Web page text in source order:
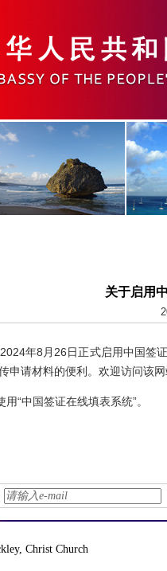
关于启用
年8月26日正式启用中国签
申请材料的便利。欢迎访问该
中国签证在线填表系统”。
Christ Church